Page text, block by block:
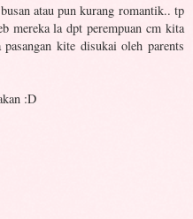
atau pun kurang romantik.. tp
mereka la dpt perempuan cm kita
kite disukai oleh parents
:D